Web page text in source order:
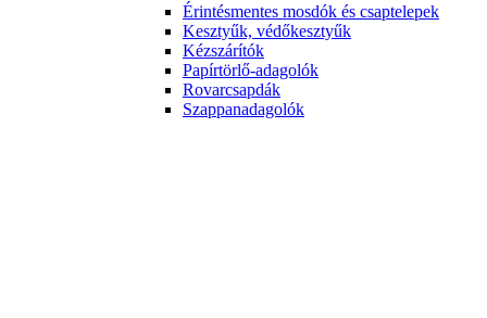
Érintésmentes mosdók és csaptelepek
Kesztyűk, védőkesztyűk
Kézszárítók
Papírtörlő-adagolók
Rovarcsapdák
Szappanadagolók